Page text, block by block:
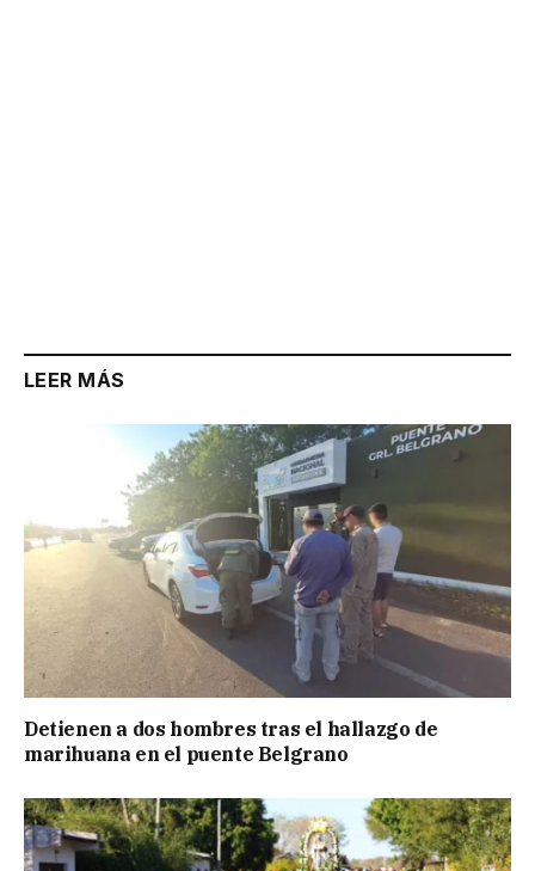
LEER MÁS
Detienen a dos hombres tras el hallazgo de
marihuana en el puente Belgrano